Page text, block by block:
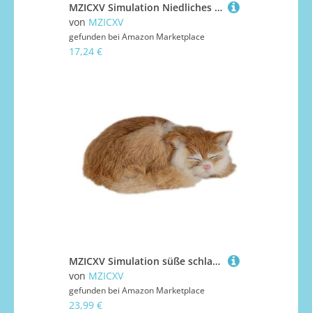
MZICXV Simulation Niedliches Kaninchen Plüschtier Heimtextilien Tiermodell Kindergeschenk(Bronze)
von MZICXV
gefunden bei Amazon Marketplace
17,24 €
MZICXV Simulation süße schlafende Katze Plüschtier Tier Heimtextilien Begleiter Geschenk(Brass)
von MZICXV
gefunden bei Amazon Marketplace
23,99 €